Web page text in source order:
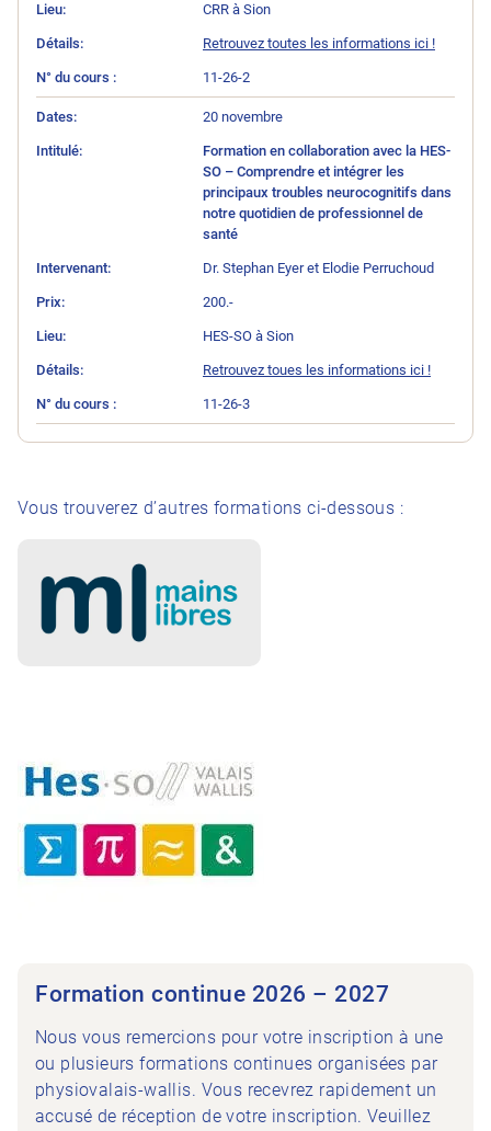
CRR à Sion
Retrouvez toutes les informations ici !
11-26-2
20 novembre
Formation en collaboration avec la HES-
SO – Comprendre et intégrer les
principaux troubles neurocognitifs dans
notre quotidien de professionnel de
santé
Dr. Stephan Eyer et Elodie Perruchoud
200.-
HES-SO à Sion
Retrouvez toues les informations ici !
11-26-3
Vous trouverez d’autres formations ci-dessous :
Formation continue 2026 – 2027
Nous vous remercions pour votre inscription à une
ou plusieurs formations continues organisées par
physiovalais-wallis. Vous recevrez rapidement un
accusé de réception de votre inscription. Veuillez